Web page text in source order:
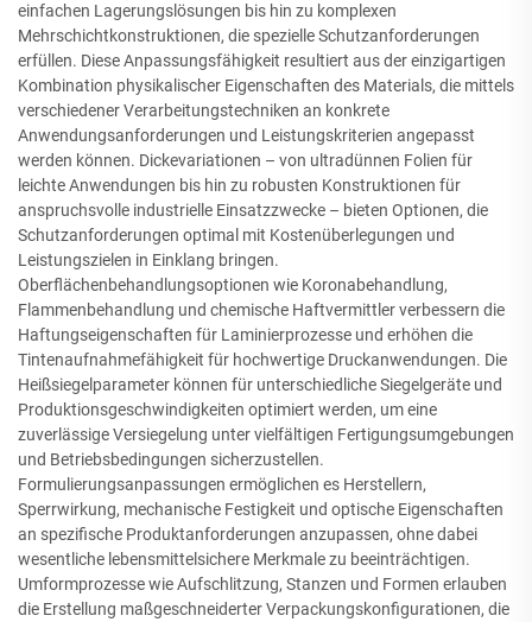
einfachen Lagerungslösungen bis hin zu komplexen
Mehrschichtkonstruktionen, die spezielle Schutzanforderungen
erfüllen. Diese Anpassungsfähigkeit resultiert aus der einzigartigen
Kombination physikalischer Eigenschaften des Materials, die mittels
verschiedener Verarbeitungstechniken an konkrete
Anwendungsanforderungen und Leistungskriterien angepasst
werden können. Dickevariationen – von ultradünnen Folien für
leichte Anwendungen bis hin zu robusten Konstruktionen für
anspruchsvolle industrielle Einsatzzwecke – bieten Optionen, die
Schutzanforderungen optimal mit Kostenüberlegungen und
Leistungszielen in Einklang bringen.
Oberflächenbehandlungsoptionen wie Koronabehandlung,
Flammenbehandlung und chemische Haftvermittler verbessern die
Haftungseigenschaften für Laminierprozesse und erhöhen die
Tintenaufnahmefähigkeit für hochwertige Druckanwendungen. Die
Heißsiegelparameter können für unterschiedliche Siegelgeräte und
Produktionsgeschwindigkeiten optimiert werden, um eine
zuverlässige Versiegelung unter vielfältigen Fertigungsumgebungen
und Betriebsbedingungen sicherzustellen.
Formulierungsanpassungen ermöglichen es Herstellern,
Sperrwirkung, mechanische Festigkeit und optische Eigenschaften
an spezifische Produktanforderungen anzupassen, ohne dabei
wesentliche lebensmittelsichere Merkmale zu beeinträchtigen.
Umformprozesse wie Aufschlitzung, Stanzen und Formen erlauben
die Erstellung maßgeschneiderter Verpackungskonfigurationen, die